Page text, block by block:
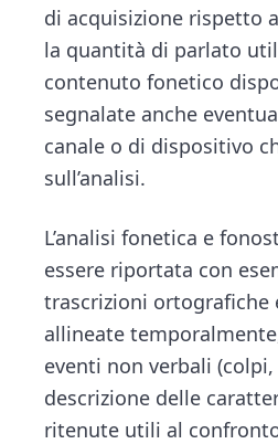
di acquisizione rispetto
la quantità di parlato
contenuto fonetico
segnalate anche
canale o di dispositivo
sull’analisi.
L’analisi fonetica e
essere riportata con
trascrizioni ortografiche
allineate
eventi non verbali
descrizione delle
ritenute utili al